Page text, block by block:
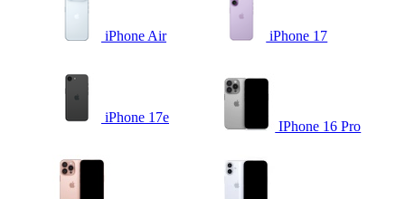
iPhone Air iPhone 17
iPhone 17e
IPhone 16 Pro